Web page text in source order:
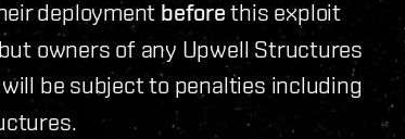
deployment before this exploit
owners of any Upwell Structures
be subject to penalties including